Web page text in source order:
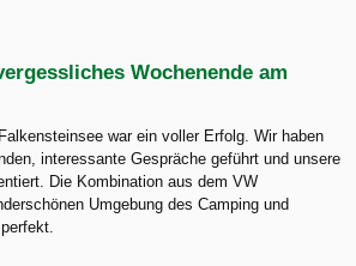
Wochenende am
war ein voller Erfolg. Wir haben
interessante Gespräche geführt und unsere
Die Kombination aus dem VW
Umgebung des Camping und